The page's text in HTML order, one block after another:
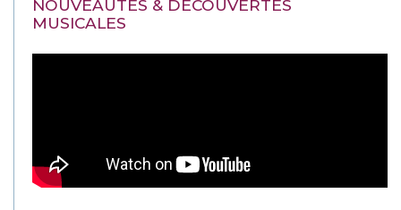
NOUVEAUTÉS & DÉCOUVERTES
MUSICALES